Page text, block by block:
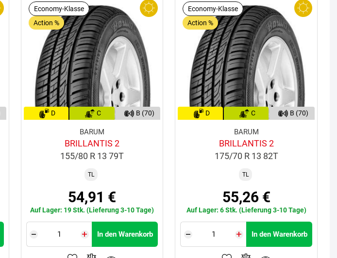
Economy-Klasse
Action %
D C B (70)
BARUM
BRILLANTIS 2
155/80 R 13 79T
TL
54,91 €
Auf Lager: 19 Stk. (Lieferung 3-10 Tage)
In den Warenkorb
Economy-Klasse
Action %
D C B (70)
BARUM
BRILLANTIS 2
175/70 R 13 82T
TL
55,26 €
Auf Lager: 6 Stk. (Lieferung 3-10 Tage)
In den Warenkorb